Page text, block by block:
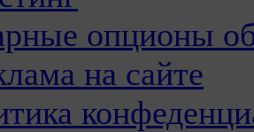
опционы
на сайте